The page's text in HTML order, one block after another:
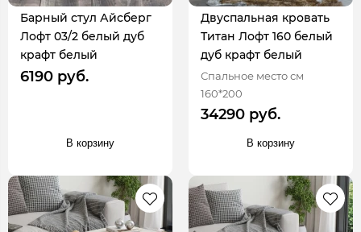
Барный стул Айсберг
Лофт 03/2 белый дуб
крафт белый
6190 руб.
В корзину
Двуспальная кровать
Титан Лофт 160 белый
дуб крафт белый
Спальное место см
160*200
34290 руб.
В корзину